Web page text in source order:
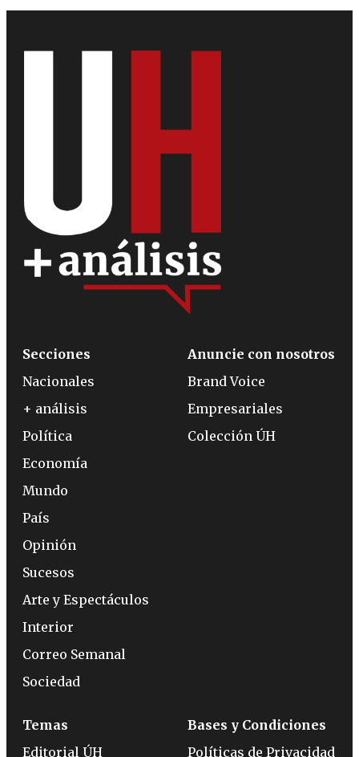
Secciones
Nacionales
+ análisis
Política
Economía
Mundo
País
Opinión
Sucesos
Arte y Espectáculos
Interior
Correo Semanal
Sociedad
Anuncie con nosotros
Brand Voice
Empresariales
Colección ÚH
Temas
Editorial ÚH
Bases y Condiciones
Políticas de Privacidad